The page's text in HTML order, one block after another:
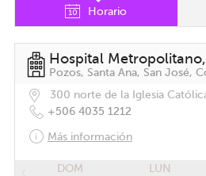
Horario
Hospital
Pozos, Santa Ana, San José,
300 norte de la Iglesia
+506 4035 1212
Más información
DOM
LUN